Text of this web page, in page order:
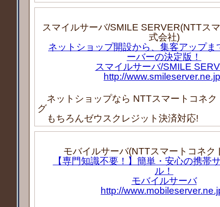
スマイルサーバ/SMILE SERVER(NTTス
式会社)
ネットショップ開設から、集客アップま
ーバーの決定版！
スマイルサーバ/SMILE
http://
ネットショップなら NTTスマートコネク
グ
もちろんゼウスクレジット決済対応!
モバイルサーバ(NTTスマートコネク
【専門知識不要！】簡単・安心の携帯
ル！
モバイルサーバ
http://